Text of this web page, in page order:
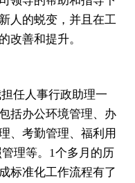
人的蜕变，并且在工
改善和提升。
任人事行政助理一
括办公环境管理、办
、考勤管理、福利用
理等。1个多月的历
标准化工作流程有了